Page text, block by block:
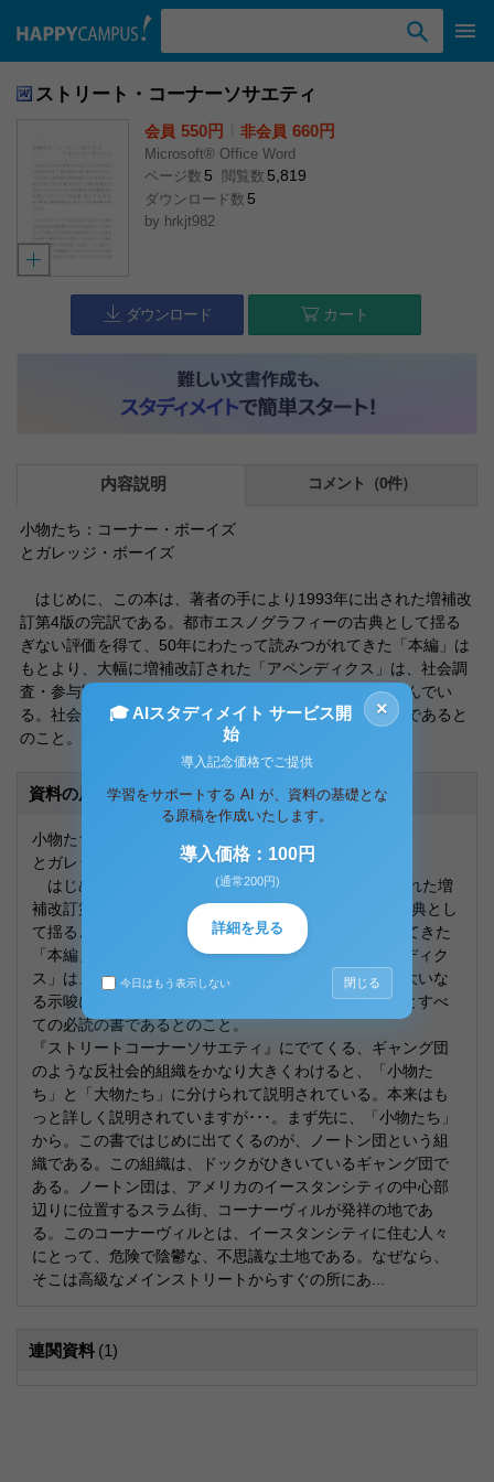
ストリート・コーナーソサエティ
会員 550円 非会員 660円
Microsoft® Office Word
ページ数 5 閲覧数 5,819
ダウンロード数 5
by hrkjt982
ダウンロード カート
内容説明 コメント（0件）
小物たち：コーナー・ボーイズ
とガレッジ・ボーイズ
はじめに、この本は、著者の手により1993年に出された増補改
訂第4版の完訳である。都市エスノグラフィーの古典として揺る
ぎない評価を得て、50年にわたって読みつがれてきた「本編」は
もとより、大幅に増補改訂された「アペンディクス」は、社会調
査・参与観察の方法論ノートとして、大いなる示唆に富んでい
る。社会学・都市人類学を学ぶ人びとすべての必読の書であると
のこと。
資料の原本内容
小物たち：コーナー・ボーイズ
とガレッジ・ボーイズ
はじめに、この本は、著者の手により1993年に出された増
補改訂第4版の完訳である。都市エスノグラフィーの古典とし
て揺るぎない評価を得て、50年にわたって読みつがれてきた
「本編」はもとより、大幅に増補改訂された「アペンディク
ス」は、社会調査・参与観察の方法論ノートとして、大いな
る示唆に富んでいる。社会学・都市人類学を学ぶ人びとすべ
ての必読の書であるとのこと。
『ストリートコーナーソサエティ』にでてくる、ギャング団
のような反社会的組織をかなり大きくわけると、「小物た
ち」と「大物たち」に分けられて説明されている。本来はも
っと詳しく説明されていますが･･･。まず先に、「小物たち」
から。この書ではじめに出てくるのが、ノートン団という組
織である。この組織は、ドックがひきいているギャング団で
ある。ノートン団は、アメリカのイースタンシティの中心部
辺りに位置するスラム街、コーナーヴィルが発祥の地であ
る。このコーナーヴィルとは、イースタンシティに住む人々
にとって、危険で陰鬱な、不思議な土地である。なぜなら、
そこは高級なメインストリートからすぐの所にあ...
連関資料 (1)
×
🎓 AIスタディメイト サービス開
始
導入記念価格でご提供
学習をサポートする AI が、資料の基礎とな
る原稿を作成いたします。
導入価格：100円
(通常200円)
詳細を見る
今日はもう表示しない 閉じる